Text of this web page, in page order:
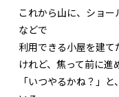
これから山に、ショ
などで
利用できる小屋を建て
けれど、焦って前に
「いつやるかね？」